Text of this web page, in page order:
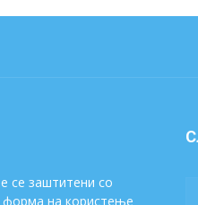
се заштитени со
форма на користење